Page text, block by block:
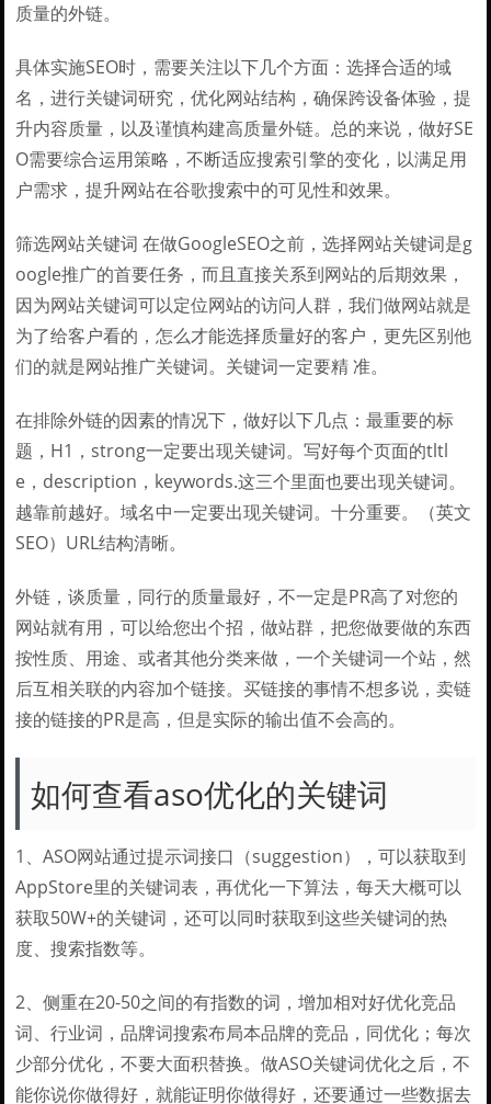
质量的外链。
具体实施SEO时，需要关注以下几个方面：选择合适的域
名，进行关键词研究，优化网站结构，确保跨设备体验，提
升内容质量，以及谨慎构建高质量外链。总的来说，做好SE
O需要综合运用策略，不断适应搜索引擎的变化，以满足用
户需求，提升网站在谷歌搜索中的可见性和效果。
筛选网站关键词 在做GoogleSEO之前，选择网站关键词是g
oogle推广的首要任务，而且直接关系到网站的后期效果，
因为网站关键词可以定位网站的访问人群，我们做网站就是
为了给客户看的，怎么才能选择质量好的客户，更先区别他
们的就是网站推广关键词。关键词一定要精 准。
在排除外链的因素的情况下，做好以下几点：最重要的标
题，H1，strong一定要出现关键词。写好每个页面的tltl
e，description，keywords.这三个里面也要出现关键词。
越靠前越好。域名中一定要出现关键词。十分重要。（英文
SEO）URL结构清晰。
外链，谈质量，同行的质量最好，不一定是PR高了对您的
网站就有用，可以给您出个招，做站群，把您做要做的东西
按性质、用途、或者其他分类来做，一个关键词一个站，然
后互相关联的内容加个链接。买链接的事情不想多说，卖链
接的链接的PR是高，但是实际的输出值不会高的。
如何查看aso优化的关键词
1、ASO网站通过提示词接口（suggestion），可以获取到
AppStore里的关键词表，再优化一下算法，每天大概可以
获取50W+的关键词，还可以同时获取到这些关键词的热
度、搜索指数等。
2、侧重在20-50之间的有指数的词，增加相对好优化竞品
词、行业词，品牌词搜索布局本品牌的竞品，同优化；每次
少部分优化，不要大面积替换。做ASO关键词优化之后，不
能你说你做得好，就能证明你做得好，还要通过一些数据去